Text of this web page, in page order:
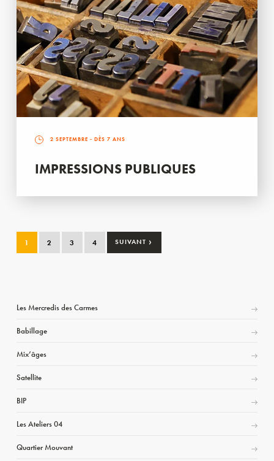
2 SEPTEMBRE - DÈS 7 ANS
IMPRESSIONS PUBLIQUES
1 2 3 4 SUIVANT ›
Les Mercredis des Carmes
Babillage
Mix’âges
Satellite
BIP
Les Ateliers 04
Quartier Mouvant